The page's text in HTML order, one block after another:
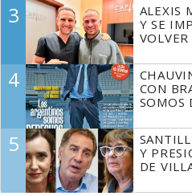
3
ALEXIS
Y SE
4
CON
SOMOS
5
Y
DE